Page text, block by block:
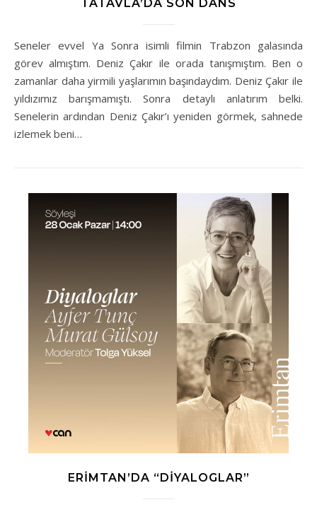
TATAVLA’DA SON DANS
Seneler evvel Ya Sonra isimli filmin Trabzon galasında
görev almıştım. Deniz Çakır ile orada tanışmıştım. Ben o
zamanlar daha yirmili yaşlarımın başındaydım. Deniz Çakır ile
yıldızımız barışmamıştı. Sonra detaylı anlatırım belki.
Senelerin ardından Deniz Çakır’ı yeniden görmek, sahnede
izlemek beni…
ERIMTAN’DA “DIYALOGLAR”